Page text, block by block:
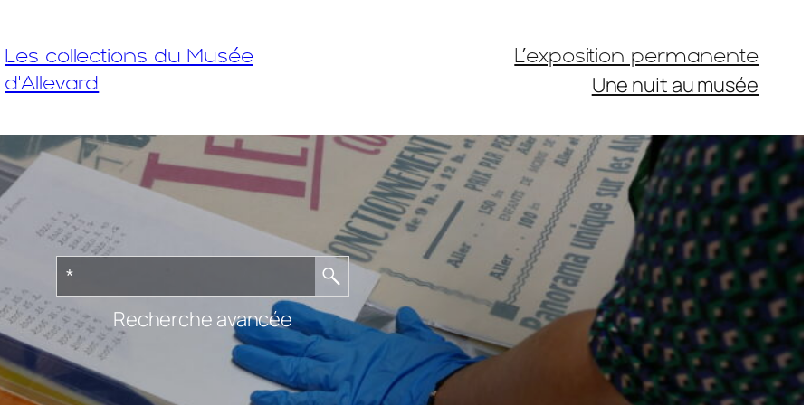
Les collections du Musée
d'Allevard
L’exposition permanente
Une nuit au musée
Recherche avancée